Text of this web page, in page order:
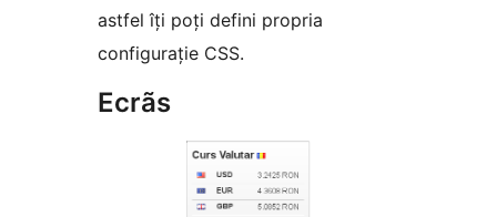
astfel îți poți defini propria
configurație CSS.
Ecrãs